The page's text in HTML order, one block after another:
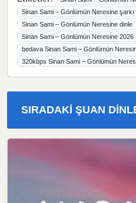
Sinan Sami – Gönlümün Neresine
Sinan Sami – Gönlümün Neresine dinle
Sinan Sami – Gönlümün Neresine 2026
bedava Sinan Sami – Gönlümün
320kbps Sinan Sami – Gönlümün
SIRADAKI ŞUAN